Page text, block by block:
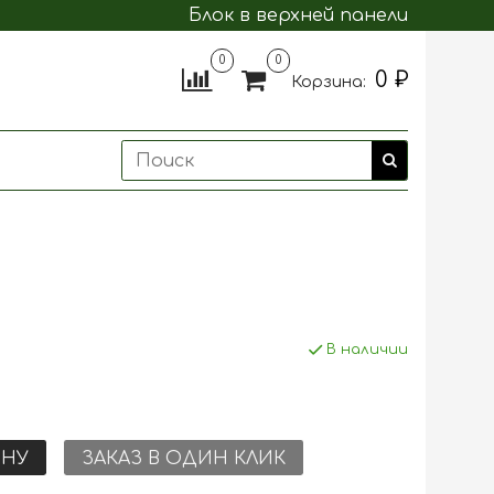
Блок в верхней панели
0 0
Корзина: 0 ₽
В наличии
ЗАКАЗ В ОДИН КЛИК